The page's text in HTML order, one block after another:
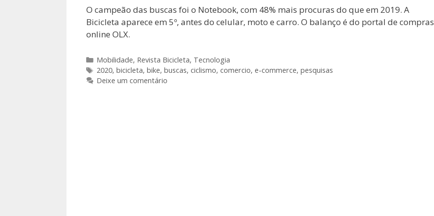
O campeão das buscas foi o Notebook, com 48% mais procuras do que em 2019. A
Bicicleta aparece em 5º, antes do celular, moto e carro. O balanço é do portal de compras
online OLX.
Categorias
Mobilidade, Revista Bicicleta, Tecnologia
Tags
2020,bicicleta,bike,buscas,ciclismo,comercio,e-commerce,pesquisas
Deixe um comentário